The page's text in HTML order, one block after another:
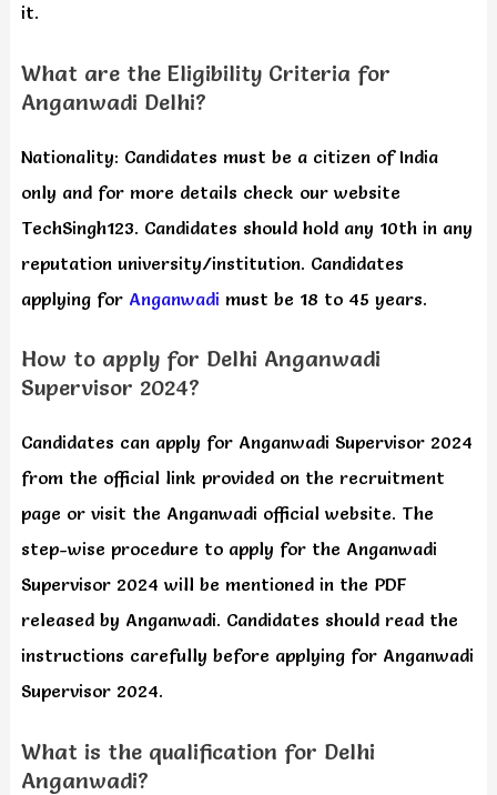
it.
What are the Eligibility Criteria for
Anganwadi Delhi?
Nationality: Candidates must be a citizen of India
only and for more details check our website
TechSingh123. Candidates should hold any 10th in any
reputation university/institution. Candidates
applying for Anganwadi must be 18 to 45 years.
How to apply for Delhi Anganwadi
Supervisor 2024?
Candidates can apply for Anganwadi Supervisor 2024
from the official link provided on the recruitment
page or visit the Anganwadi official website. The
step-wise procedure to apply for the Anganwadi
Supervisor 2024 will be mentioned in the PDF
released by Anganwadi. Candidates should read the
instructions carefully before applying for Anganwadi
Supervisor 2024.
What is the qualification for Delhi
Anganwadi?